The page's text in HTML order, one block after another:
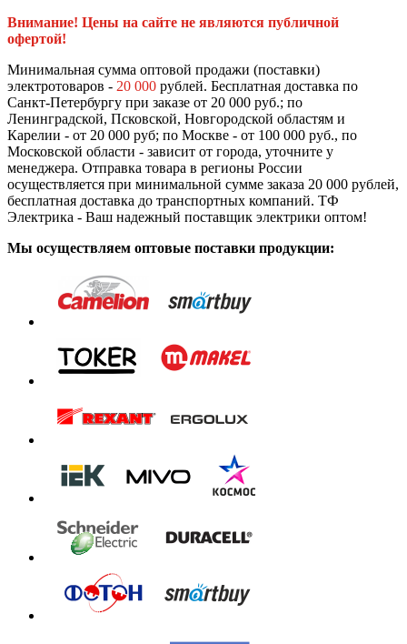
Внимание! Цены на сайте не являются публичной
офертой!
Минимальная сумма оптовой продажи (поставки)
электротоваров - 20 000 рублей. Бесплатная доставка по
Санкт-Петербургу при заказе от 20 000 руб.; по
Ленинградской, Псковской, Новгородской областям и
Карелии - от 20 000 руб; по Москве - от 100 000 руб., по
Московской области - зависит от города, уточните у
менеджера. Отправка товара в регионы России
осуществляется при минимальной сумме заказа 20 000 рублей,
бесплатная доставка до транспортных компаний. ТФ
Электрика - Ваш надежный поставщик электрики оптом!
Мы осуществляем оптовые поставки продукции: